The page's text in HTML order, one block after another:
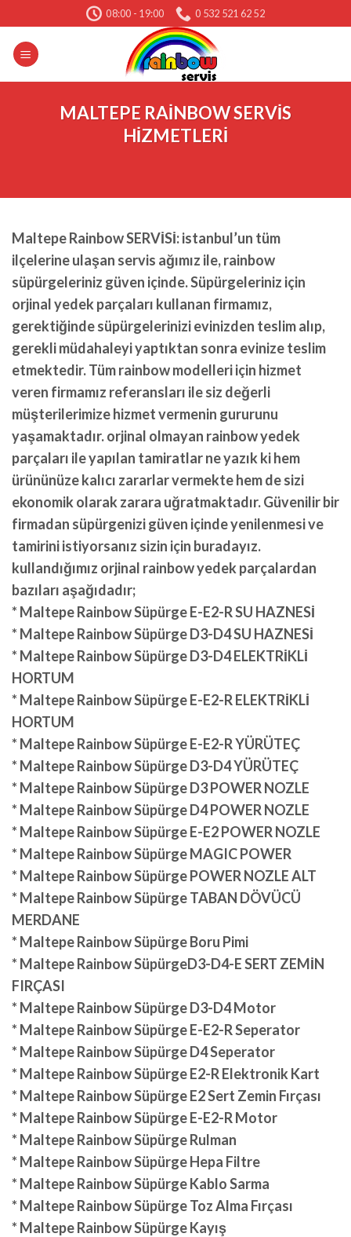
to
content
08:00 - 19:00 0 532 521 62 52
MALTEPE RAİNBOW SERVİS
HİZMETLERİ
Maltepe Rainbow SERVİSİ: istanbul’un tüm
ilçelerine ulaşan servis ağımız ile, rainbow
süpürgeleriniz güven içinde. Süpürgeleriniz için
orjinal yedek parçaları kullanan firmamız,
gerektiğinde süpürgelerinizi evinizden teslim alıp,
gerekli müdahaleyi yaptıktan sonra evinize teslim
etmektedir. Tüm rainbow modelleri için hizmet
veren firmamız referansları ile siz değerli
müşterilerimize hizmet vermenin gururunu
yaşamaktadır. orjinal olmayan rainbow yedek
parçaları ile yapılan tamiratlar ne yazık ki hem
ürününüze kalıcı zararlar vermekte hem de sizi
ekonomik olarak zarara uğratmaktadır. Güvenilir bir
firmadan süpürgenizi güven içinde yenilenmesi ve
tamirini istiyorsanız sizin için buradayız.
kullandığımız orjinal rainbow yedek parçalardan
bazıları aşağıdadır;
* Maltepe Rainbow Süpürge E-E2-R SU HAZNESİ
* Maltepe Rainbow Süpürge D3-D4 SU HAZNESİ
* Maltepe Rainbow Süpürge D3-D4 ELEKTRİKLİ
HORTUM
* Maltepe Rainbow Süpürge E-E2-R ELEKTRİKLİ
HORTUM
* Maltepe Rainbow Süpürge E-E2-R YÜRÜTEÇ
* Maltepe Rainbow Süpürge D3-D4 YÜRÜTEÇ
* Maltepe Rainbow Süpürge D3 POWER NOZLE
* Maltepe Rainbow Süpürge D4 POWER NOZLE
* Maltepe Rainbow Süpürge E-E2 POWER NOZLE
* Maltepe Rainbow Süpürge MAGIC POWER
* Maltepe Rainbow Süpürge POWER NOZLE ALT
* Maltepe Rainbow Süpürge TABAN DÖVÜCÜ
MERDANE
* Maltepe Rainbow Süpürge Boru Pimi
* Maltepe Rainbow SüpürgeD3-D4-E SERT ZEMİN
FIRÇASI
* Maltepe Rainbow Süpürge D3-D4 Motor
* Maltepe Rainbow Süpürge E-E2-R Seperator
* Maltepe Rainbow Süpürge D4 Seperator
* Maltepe Rainbow Süpürge E2-R Elektronik Kart
* Maltepe Rainbow Süpürge E2 Sert Zemin Fırçası
* Maltepe Rainbow Süpürge E-E2-R Motor
* Maltepe Rainbow Süpürge Rulman
* Maltepe Rainbow Süpürge Hepa Filtre
* Maltepe Rainbow Süpürge Kablo Sarma
* Maltepe Rainbow Süpürge Toz Alma Fırçası
* Maltepe Rainbow Süpürge Kayış